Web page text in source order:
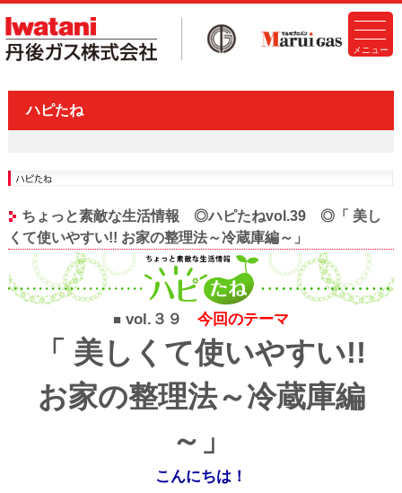
ハピたね
ちょっと素敵な生活情報 ◎ハピたねvol.39 ◎「 美し
くて使いやすい!! お家の整理法～冷蔵庫編～」
■ vol.３９ 今回のテーマ
「 美しくて使いやすい!!
お家の整理法～冷蔵庫編
～」
こんにちは！